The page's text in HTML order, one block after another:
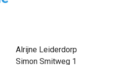
Alrijne Leiderdorp
Simon Smitweg 1